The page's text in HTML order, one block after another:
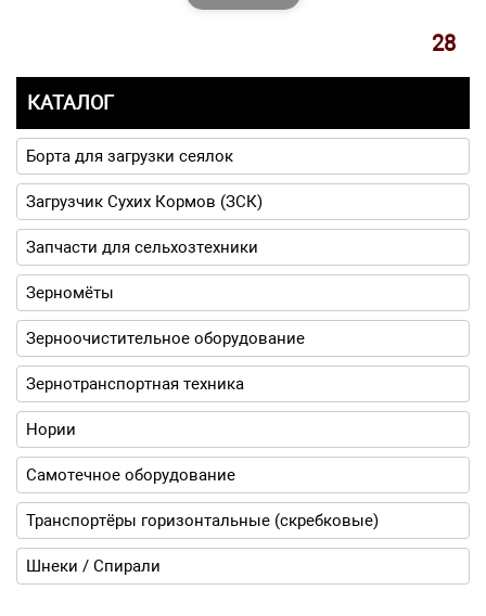
28
КАТАЛОГ
Борта для загрузки сеялок
Загрузчик Сухих Кормов (ЗСК)
Запчасти для сельхозтехники
Зерномёты
Зерноочистительное оборудование
Зернотранспортная техника
Нории
Самотечное оборудование
Транспортёры горизонтальные (скребковые)
Шнеки / Спирали